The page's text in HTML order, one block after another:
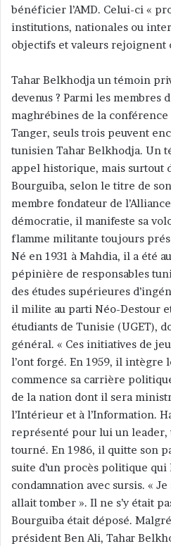
bénéficier l’AMD. Celui-ci «
institutions, nationales ou
objectifs et valeurs rejoignent
Tahar Belkhodja un témoin
devenus ? Parmi les membres
maghrébines de la conférence
Tanger, seuls trois peuvent
tunisien Tahar Belkhodja. Un
appel historique, mais surtout
Bourguiba, selon le titre de
membre fondateur de
démocratie, il manifeste sa
flamme militante toujours
Né en 1931 à Mahdia, il a été
pépinière de responsables
des études supérieures
il milite au parti Néo-Destour
étudiants de Tunisie (UGET),
général. « Ces initiatives de
l’ont forgé. En 1959, il intègre
commence sa carrière
de la nation dont il sera
l’Intérieur et à l’Information.
représenté pour lui un leader,
tourné. En 1986, il quitte son
suite d’un procès politique qui
condamnation avec sursis. «
allait tomber ». Il ne s’y était
Bourguiba était déposé.
président Ben Ali, Tahar